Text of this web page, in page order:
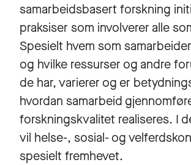
samarbeidsbasert forskning
praksiser som involverer alle
Spesielt hvem som
og hvilke ressurser og andre
de har, varierer og er
hvordan samarbeid
forskningskvalitet realiseres. I
vil helse-, sosial- og
spesielt fremhevet.